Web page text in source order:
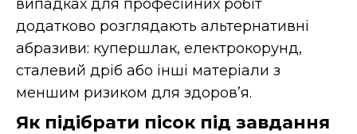
випадках для професійних робіт
додатково розглядають альтернативні
абразиви: купершлак, електрокорунд,
сталевий дріб або інші матеріали з
меншим ризиком для здоров’я.
Як підібрати пісок під завдання